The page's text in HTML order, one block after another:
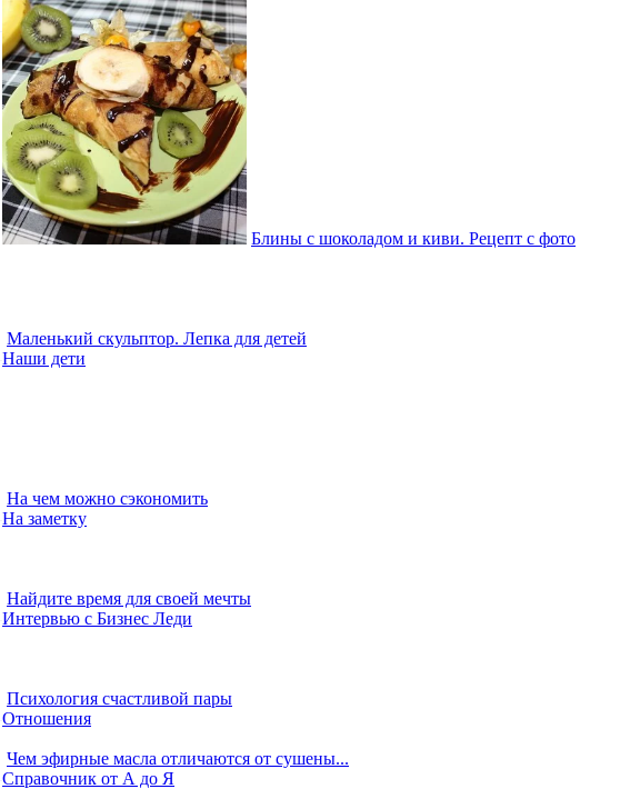
Блины с шоколадом и киви. Рецепт с фото
Маленький скульптор. Лепка для детей
Наши дети
На чем можно сэкономить
На заметку
Найдите время для своей мечты
Интервью с Бизнес Леди
Психология счастливой пары
Отношения
Чем эфирные масла отличаются от сушены...
Справочник от А до Я